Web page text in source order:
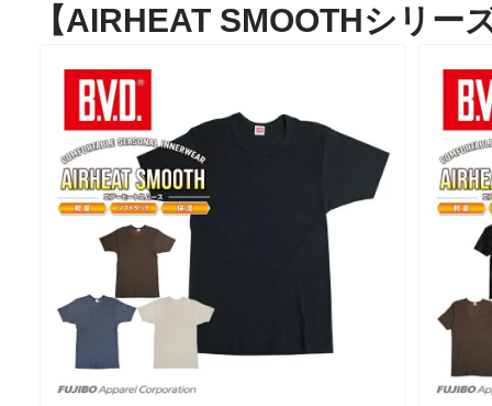
【AIRHEAT SMOOTHシリー